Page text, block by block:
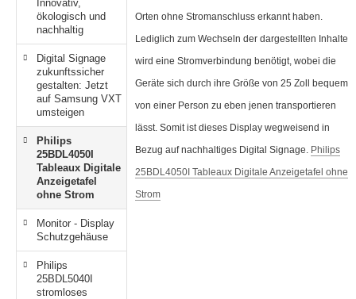
Innovativ,
ökologisch und
nachhaltig
Digital Signage
zukunftssicher
gestalten: Jetzt
auf Samsung VXT
umsteigen
Philips
25BDL4050I
Tableaux Digitale
Anzeigetafel
ohne Strom
Monitor - Display
Schutzgehäuse
Philips
25BDL5040I
stromloses
Orten ohne Stromanschluss erkannt haben.
Lediglich zum Wechseln der dargestellten Inhalte
wird eine Stromverbindung benötigt, wobei die
Geräte sich durch ihre Größe von 25 Zoll bequem
von einer Person zu eben jenen transportieren
lässt. Somit ist dieses Display wegweisend in
Bezug auf nachhaltiges Digital Signage. Philips
25BDL4050I Tableaux Digitale Anzeigetafel ohne
Strom
Monitore
Informationsschilder
Decken Säulen
Halter
One PCs
Halterungen
Systeme
und Entspiegelungsfolien